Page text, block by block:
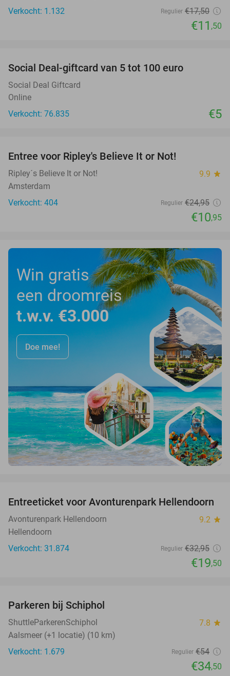
Verkocht: 1.132
Regulier €17,50
€11 ,50
Social Deal-giftcard van 5 tot 100 euro
Social Deal Giftcard
Online
Verkocht: 76.835
€5
Entree voor Ripley's Believe It or Not!
Ripley´s Believe It or Not! 9.9 star
Amsterdam
Verkocht: 404
Regulier €24,95
€10,95
Win gratis
een droomreis
t.w.v. €3.000
Doe mee!
41%
Entreeticket voor Avonturenpark Hellendoorn
Avonturenpark Hellendoorn 9.2 star
Hellendoorn
Verkocht: 31.874
Regulier €32,95
€19,50
Parkeren bij Schiphol
ShuttleParkerenSchiphol 7.8 star
Aalsmeer (+1 locatie) (10 km)
Verkocht: 1.679
Regulier €54
€34,50